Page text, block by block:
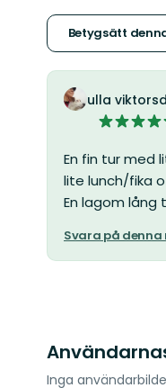
5
Betygsätt
ulla
5
5
stjärnor
En fin tur med
lite lunch/fika
En lagom lång
Svara på denna
Inga